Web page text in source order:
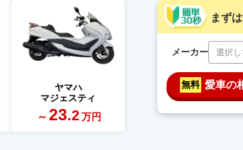
ヤマハ
マジェスティ
～ 23.2 万円
まず
メーカー 選択
無料 愛車の